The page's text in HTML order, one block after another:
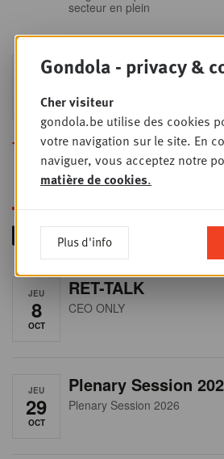
secteur en plein
JEU
SEPT
Sales & nego
Sales & Nego summit 2026
Toutes les formations
JEU
8
OCT
RET-TALK
CEO ONLY
JEU
29
OCT
Plenary Session
Plenary Session 2026
Gondola - privacy &
Cher visiteur
gondola.be utilise des cookies
votre navigation sur le site. En
naviguer, vous acceptez notre
matière de cookies.
Plus d'info